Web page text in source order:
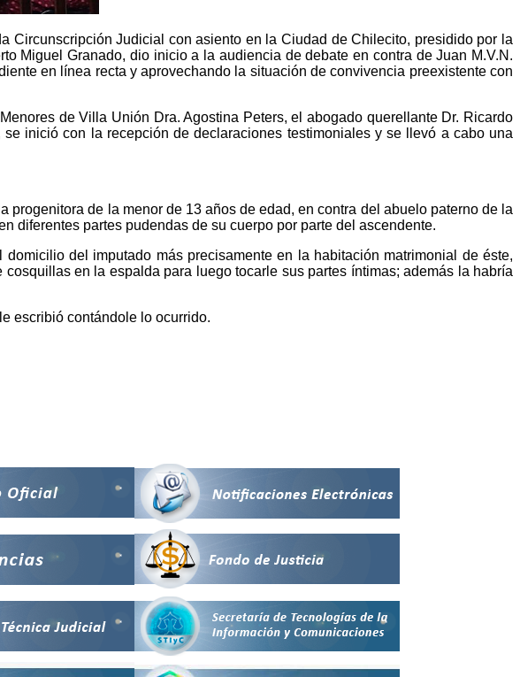
Circunscripción Judicial con asiento en la Ciudad de Chilecito, presidido por la
Miguel Granado, dio inicio a la audiencia de debate en contra de Juan M.V.N.
en línea recta y aprovechando la situación de convivencia preexistente con
de Villa Unión Dra. Agostina Peters, el abogado querellante Dr. Ricardo
inició con la recepción de declaraciones testimoniales y se llevó a cabo una
de la menor de 13 años de edad, en contra del abuelo paterno de la
diferentes partes pudendas de su cuerpo por parte del ascendente.
del imputado más precisamente en la habitación matrimonial de éste,
en la espalda para luego tocarle sus partes íntimas; además la habría
escribió contándole lo ocurrido.